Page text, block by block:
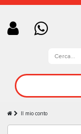
Il mio conto